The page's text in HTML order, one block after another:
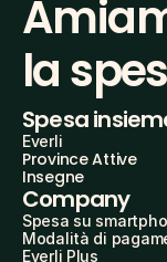
la
Spesa
Everli
Province Attive
Insegne
Company
Spesa su
Modalità di
Everli Plus